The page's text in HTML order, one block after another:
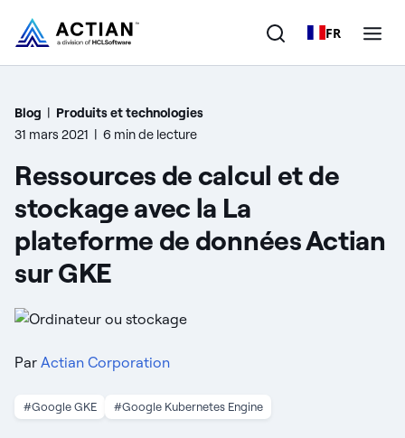
FR
Produits
Clients
Entreprise
Ressources
Blog | Produits et technologies
31 mars 2021 | 6 min de lecture
Ressources de calcul et de
stockage avec la La
plateforme de données Actian
sur GKE
Par Actian Corporation
#Google GKE #Google Kubernetes Engine